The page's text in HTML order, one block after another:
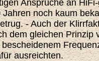
Ansprüche an
noch kaum
- Auch der
dem gleichen
ausreichten.